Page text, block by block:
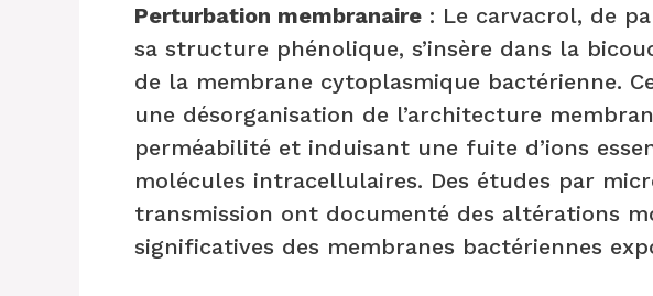
Perturbation membranaire : Le carvacrol, de
sa structure phénolique, s’insère dans la
de la membrane cytoplasmique bactérienne.
une désorganisation de l’architecture
perméabilité et induisant une fuite d’ions
molécules intracellulaires. Des études par
transmission ont documenté des altérations
significatives des membranes bactériennes